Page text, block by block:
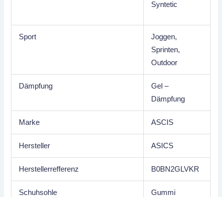
Syntetic
Sport
Joggen,
Sprinten,
Outdoor
Dämpfung
Gel –
Dämpfung
Marke ASCIS
Hersteller ASICS
Herstellerrefferenz B0BN2GLVKR
Schuhsohle Gummi